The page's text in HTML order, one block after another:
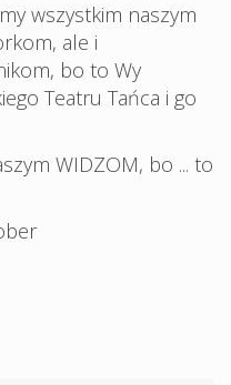
wszystkim naszym
ale i
bo to Wy
Teatru Tańca i go
WIDZOM, bo ... to